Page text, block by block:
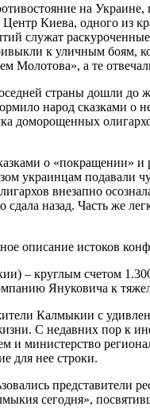
на
Киева, одного из
служат
к уличным боям,
Молотова», а те
страны дошли до
народ сказками
доморощенных
о «покращении» и
украинцам подавали
внезапно
сдала назад. Часть же
описание истоков
– круглым счетом
Януковича к
Калмыкии с
С недавних пор к
и министерство
для нее строки.
сегодня»,